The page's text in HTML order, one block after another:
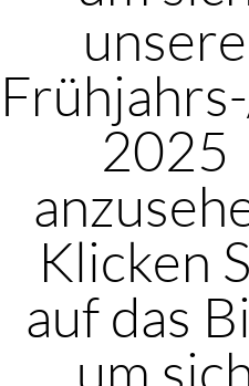
unsere
2025
Klicken
auf das
um